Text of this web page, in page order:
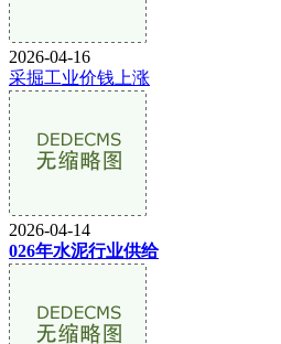
2026-04-16
采掘工业价钱上涨
2026-04-14
026年水泥行业供给